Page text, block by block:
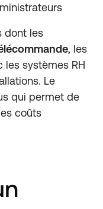
dont les
, les
les systèmes RH
Le
qui permet de
coûts